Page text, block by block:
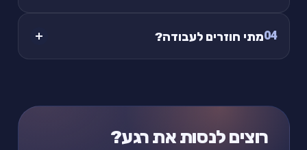
04מתי חוזרים לעבודה?
רוצים לנסות את רגע?